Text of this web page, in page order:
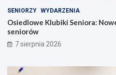
SENIORZY WYDARZENIA
Osiedlowe Klubiki Seniora:
seniorów
7 sierpnia 2026